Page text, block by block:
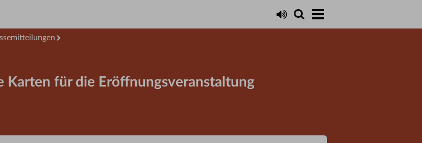
Karten für die Eröffnungsveranstaltung